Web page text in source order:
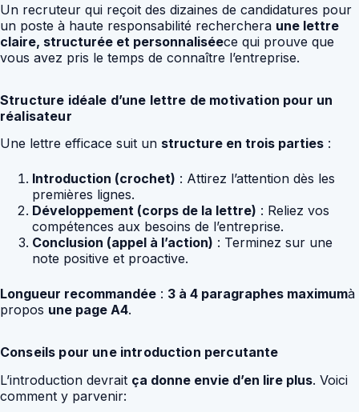
Un recruteur qui reçoit des dizaines de candidatures pour
un poste à haute responsabilité recherchera une lettre
claire, structurée et personnaliséece qui prouve que
vous avez pris le temps de connaître l’entreprise.
Structure idéale d’une lettre de motivation pour un
réalisateur
Une lettre efficace suit un structure en trois parties :
Introduction (crochet) : Attirez l’attention dès les
premières lignes.
Développement (corps de la lettre) : Reliez vos
compétences aux besoins de l’entreprise.
Conclusion (appel à l’action) : Terminez sur une
note positive et proactive.
Longueur recommandée : 3 à 4 paragraphes maximumà
propos une page A4.
Conseils pour une introduction percutante
L’introduction devrait ça donne envie d’en lire plus. Voici
comment y parvenir: